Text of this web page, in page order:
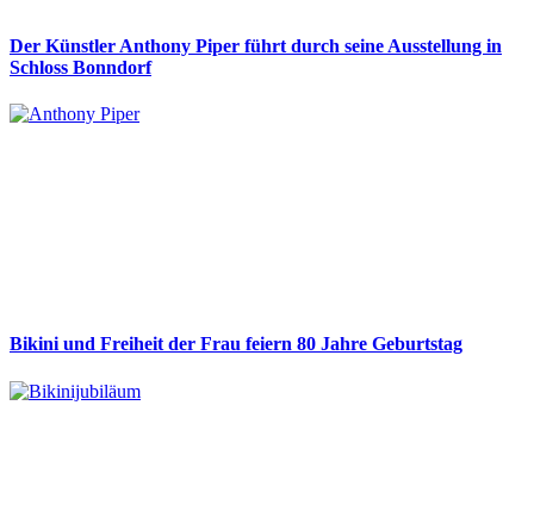
Der Künstler Anthony Piper führt durch seine Ausstellung in
Schloss Bonndorf
Bikini und Freiheit der Frau feiern 80 Jahre Geburtstag